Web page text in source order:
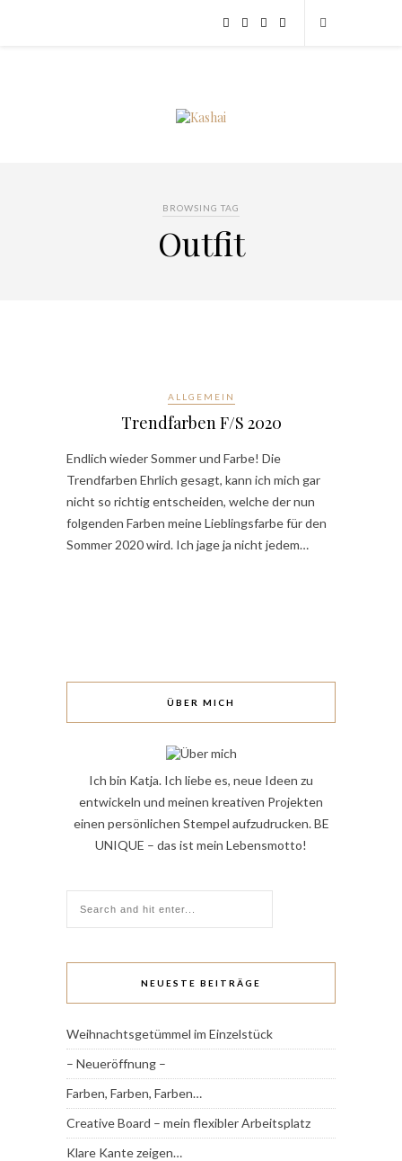
BROWSING TAG
Outfit
ALLGEMEIN
Trendfarben F/S 2020
Endlich wieder Sommer und Farbe! Die
Trendfarben Ehrlich gesagt, kann ich mich gar
nicht so richtig entscheiden, welche der nun
folgenden Farben meine Lieblingsfarbe für den
Sommer 2020 wird. Ich jage ja nicht jedem…
ÜBER MICH
Ich bin Katja. Ich liebe es, neue Ideen zu
entwickeln und meinen kreativen Projekten
einen persönlichen Stempel aufzudrucken. BE
UNIQUE – das ist mein Lebensmotto!
NEUESTE BEITRÄGE
Weihnachtsgetümmel im Einzelstück
– Neueröffnung –
Farben, Farben, Farben…
Creative Board – mein flexibler Arbeitsplatz
Klare Kante zeigen…